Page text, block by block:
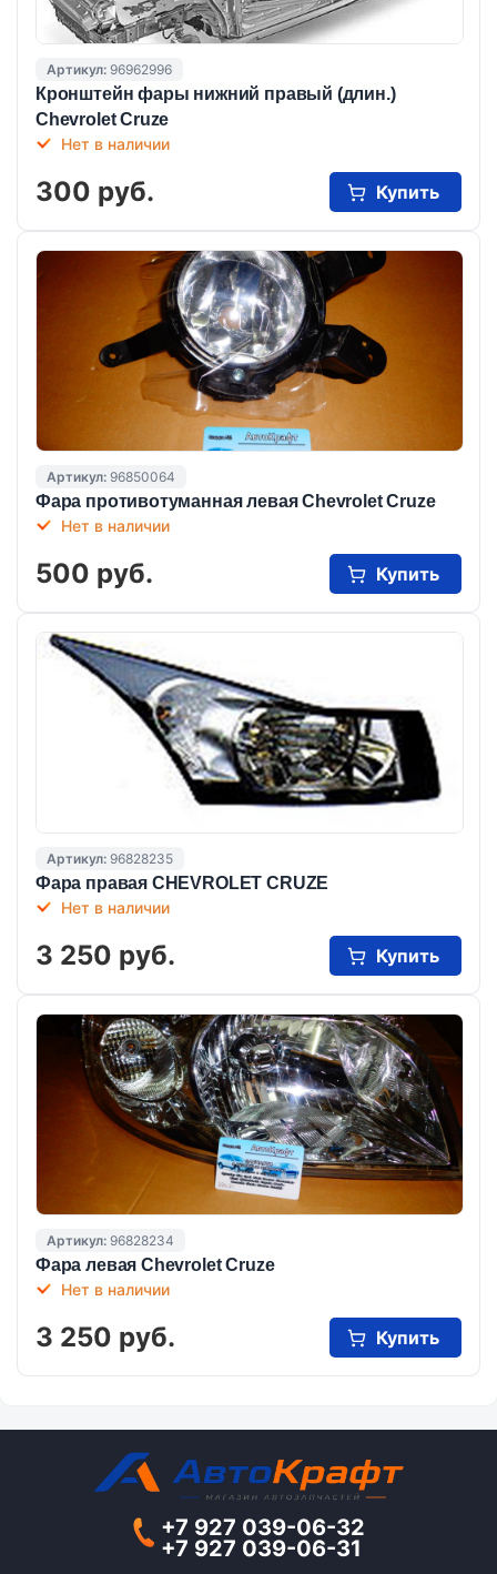
Артикул: 96962996
Кронштейн фары нижний правый (длин.)
Chevrolet Cruze
Нет в наличии
300 руб. Купить
Артикул: 96850064
Фара противотуманная левая Chevrolet Cruze
Нет в наличии
500 руб. Купить
Артикул: 96828235
Фара правая CHEVROLET CRUZE
Нет в наличии
3 250 руб. Купить
Артикул: 96828234
Фара левая Chevrolet Cruze
Нет в наличии
3 250 руб. Купить
+7 927 039-06-32
+7 927 039-06-31